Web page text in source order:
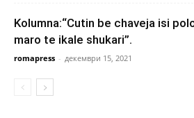
Kolumna:“Cutin be chaveja isi
maro te ikale shukari”.
romapress - декември 15, 2021